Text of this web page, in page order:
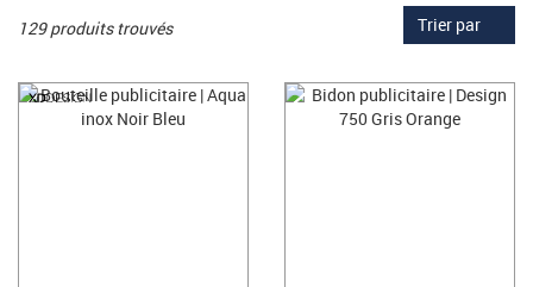
129 produits trouvés Trier par